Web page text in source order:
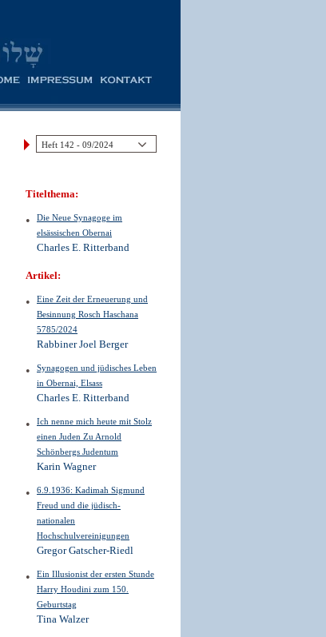
Titelthema:
Die Neue Synagoge im
elsässischen Obernai
Charles E. Ritterband
Artikel:
Eine Zeit der Erneuerung und
Besinnung Rosch Haschana
5785/2024
Rabbiner Joel Berger
Synagogen und jüdisches Leben
in Obernai, Elsass
Charles E. Ritterband
Ich nenne mich heute mit Stolz
einen Juden Zu Arnold
Schönbergs Judentum
Karin Wagner
6.9.1936: Kadimah Sigmund
Freud und die jüdisch-
nationalen
Hochschulvereinigungen
Gregor Gatscher-Riedl
Ein Illusionist der ersten Stunde
Harry Houdini zum 150.
Geburtstag
Tina Walzer